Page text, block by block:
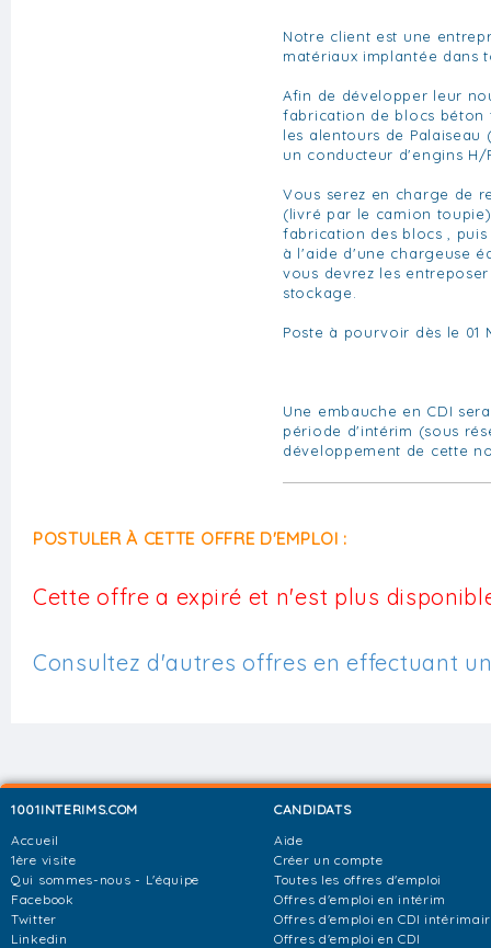
Notre client est une
matériaux implantée dans
Afin de développer leur
fabrication de blocs béton
les alentours de Palaiseau
un conducteur d'engins H/
Vous serez en charge de
(livré par le camion
fabrication des blocs ,
à l'aide d'une chargeuse
vous devrez les
stockage.
Poste à pourvoir dès le 01
Une embauche en CDI
période d'intérim (sous
développement de cette
POSTULER À CETTE OFFRE D'EMPLOI :
Cette offre a expiré et n'est plus
Consultez d'autres offres en effectuant
1001INTERIMS.COM
Accueil
1ère visite
Qui sommes-nous - L'équipe
Facebook
Twitter
Linkedin
CANDIDATS
Aide
Créer un compte
Toutes les offres d'emploi
Offres d'emploi en intérim
Offres d'emploi en CDI
Offres d'emploi en CDI